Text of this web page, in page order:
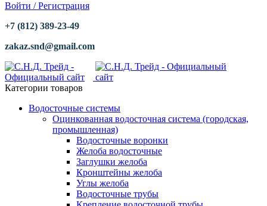
Войти / Регистрация
+7 (812) 389-23-49
zakaz.snd@gmail.com
Категории товаров
Водосточные системы
Оцинкованная водосточная система (городская,
промышленная)
Водосточные воронки
Желоба водосточные
Заглушки желоба
Кронштейны желоба
Углы желоба
Водосточные трубы